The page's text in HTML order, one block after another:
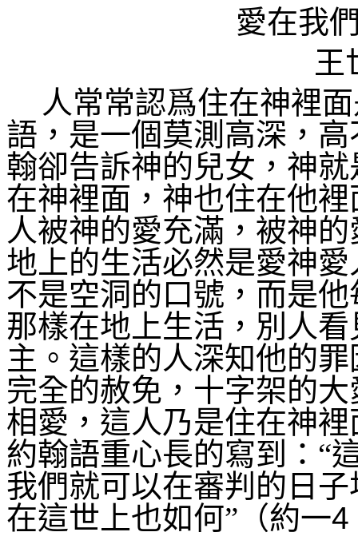
愛在我
王
人常常認爲住在神裡
語，是一個莫測高深，
翰卻告訴神的兒女，神
在神裡面，神也住在他
人被神的愛充滿，被神
地上的生活必然是愛神
不是空洞的口號，而是
那樣在地上生活，別人
主。這樣的人深知他的
完全的赦免，十字架的
相愛，這人乃是住在神
約翰語重心長的寫到：“
我們就可以在審判的日
在這世上也如何”（約一4